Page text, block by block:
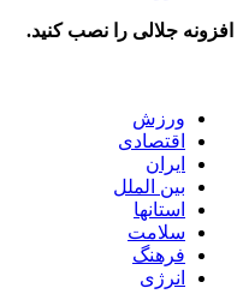
افزونه جلالی را نصب کنید.
ورزش
اقتصادی
ایران
بین الملل
استانها
سلامت
فرهنگ
انرژی